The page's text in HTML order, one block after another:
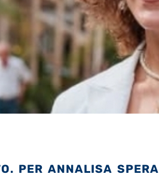
PER ANNALISA SPERA